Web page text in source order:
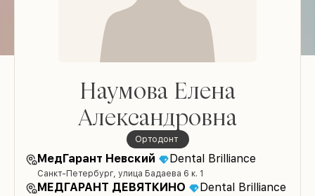
Наумова Елена
Александровна
ортодонт
МедГарант Невский Dental Brilliance
Санкт-Петербург, улица Бадаева 6 к. 1
МЕДГАРАНТ ДЕВЯТКИНО Dental Brilliance